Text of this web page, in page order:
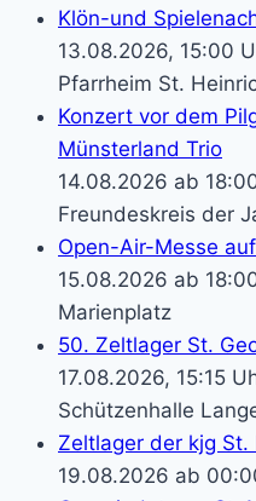
Klön-und
13.08.2026, 15:00
Pfarrheim St.
Konzert vor dem
Münsterland Trio
14.08.2026 ab
Freundeskreis der
Open-Air-Messe
15.08.2026 ab
Marienplatz
50. Zeltlager St.
17.08.2026, 15:15
Schützenhalle
Zeltlager der kjg St.
19.08.2026 ab